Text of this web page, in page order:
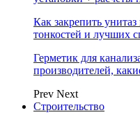
Как закрепить
тонкостей и лучших
Герметик для
производителей,
Prev Next
Строительство